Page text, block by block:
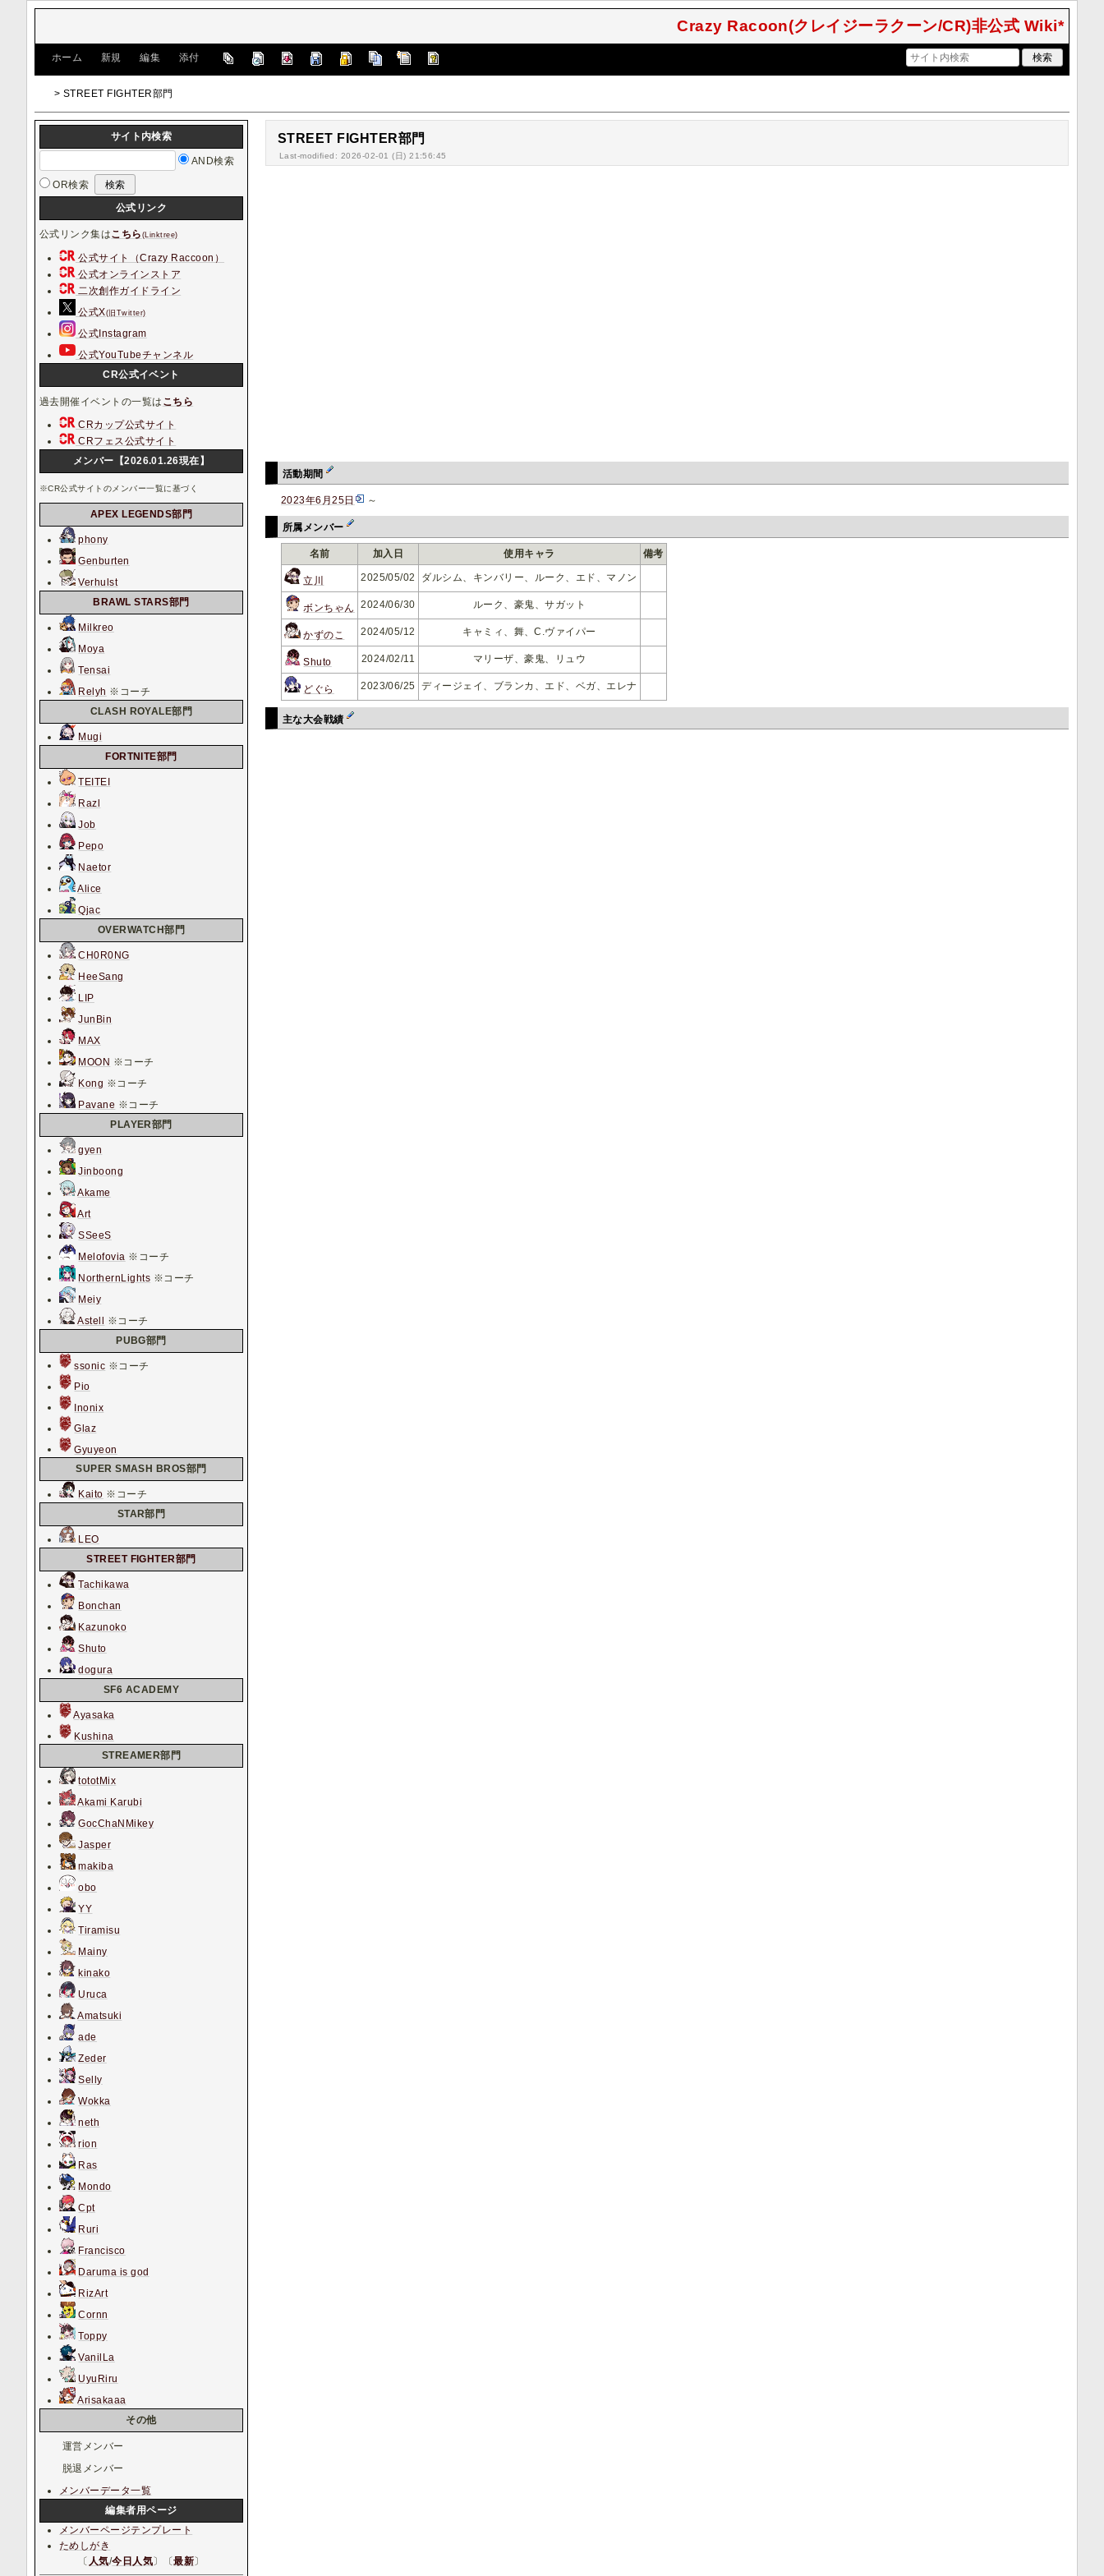
Crazy Racoon(クレイジーラクーン/CR)非公式 Wiki*
ホーム 新規 編集 添付
> STREET FIGHTER部門
STREET FIGHTER部門
Last-modified: 2026-02-01 (日) 21:56:45
活動期間
2023年6月25日 ～
所属メンバー
名前 加入日 使用キャラ 備考
立川 2025/05/02 ダルシム、キンバリー、ルーク、エド、マノン
ボンちゃん 2024/06/30 ルーク、豪鬼、サガット
かずのこ 2024/05/12 キャミィ、舞、C.ヴァイパー
Shuto 2024/02/11 マリーザ、豪鬼、リュウ
どぐら 2023/06/25 ディージェイ、ブランカ、エド、ベガ、エレナ
主な大会戦績
サイト内検索
AND検索
OR検索
公式リンク
公式リンク集はこちら (Linktree)
公式サイト（Crazy Raccoon）
公式オンラインストア
二次創作ガイドライン
公式X(旧Twitter)
公式Instagram
公式YouTubeチャンネル
CR公式イベント
過去開催イベントの一覧は こちら
CRカップ公式サイト
CRフェス公式サイト
メンバー【2026.01.26現在】
※CR公式サイトのメンバー一覧に基づく
APEX LEGENDS部門
phony
Genburten
Verhulst
BRAWL STARS部門
Milkreo
Moya
Tensai
Relyh ※コーチ
CLASH ROYALE部門
Mugi
FORTNITE部門
TEITEI
Razl
Job
Pepo
Naetor
Alice
Qjac
OVERWATCH部門
CH0R0NG
HeeSang
LIP
JunBin
MAX
MOON ※コーチ
Kong ※コーチ
Pavane ※コーチ
PLAYER部門
gyen
Jinboong
Akame
Art
SSeeS
Melofovia ※コーチ
NorthernLights ※コーチ
Meiy
Astell
※コーチ
PUBG部門
ssonic ※コーチ
Pio
Inonix
Glaz
Gyuyeon
SUPER SMASH BROS部門
Kaito ※コーチ
STAR部門
LEO
STREET FIGHTER部門
Tachikawa
Bonchan
Kazunoko
Shuto
dogura
SF6 ACADEMY
Ayasaka
Kushina
STREAMER部門
tototMix
Akami Karubi
GocChaNMikey
Jasper
makiba
obo
YY
Tiramisu
Mainy
kinako
Uruca
Amatsuki
ade
Zeder
Selly
Wokka
neth
rion
Ras
Mondo
Cpt
Ruri
Francisco
Daruma is god
RizArt
Cornn
Toppy
VanilLa
UyuRiru
Arisakaaa
その他
運営メンバー
脱退メンバー
メンバーデータ一覧
編集者用ページ
メンバーページテンプレート
ためしがき
〔 人気/今日人気〕〔最新〕